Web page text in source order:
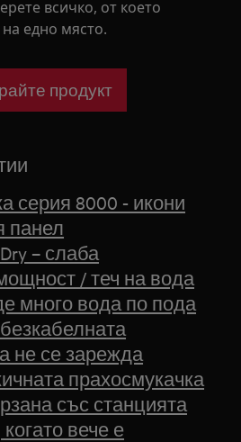
всичко, от което
едно място.
продукт
серия 8000 - икони
панел
– слаба
/ теч на вода
много вода по пода
не се зарежда
прахосмукачка
със станцията
вече е